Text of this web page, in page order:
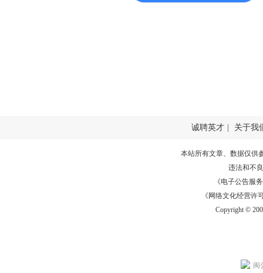
诚聘英才 关于我
本站所有文章、数据仅供
违法和不
《电子公告服务
《网络文化经营许
Copyright ©
闽